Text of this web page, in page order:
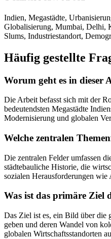
Indien, Megastädte,
Globalisierung, Mumbai, Delhi,
Slums, Industriestandort,
Häufig gestellte
Worum geht es in dieser
Die Arbeit befasst sich mit der
bedeutendsten Megastädte
Modernisierung und globalen
Welche zentralen
Die zentralen Felder umfassen
städtebauliche Historie, die
sozialen Herausforderungen
Was ist das primäre Ziel
Das Ziel ist es, ein Bild über die
geben und deren Wandel von
globalen Wirtschaftsstandorten